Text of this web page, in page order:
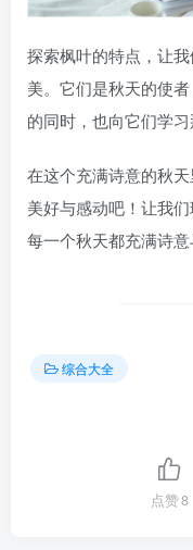
探索枫叶的特点，让
美。它们是秋天的使
的同时，也向它们学
在这个充满诗意的秋
美好与感动吧！让我
每一个秋天都充满诗意
综合大全
点赞8